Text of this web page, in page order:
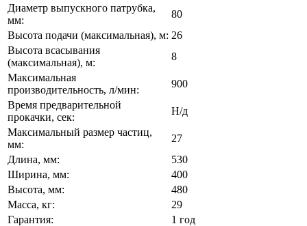
Диаметр выпускного патрубка,
мм:
80
Высота подачи (максимальная), м: 26
Высота всасывания
(максимальная), м:
8
Максимальная
производительность, л/мин:
900
Время предварительной
прокачки, сек:
Н/д
Максимальный размер частиц,
мм:
27
Длина, мм:
530
Ширина, мм:
400
Высота, мм:
480
Масса, кг:
29
Гарантия:
1 год